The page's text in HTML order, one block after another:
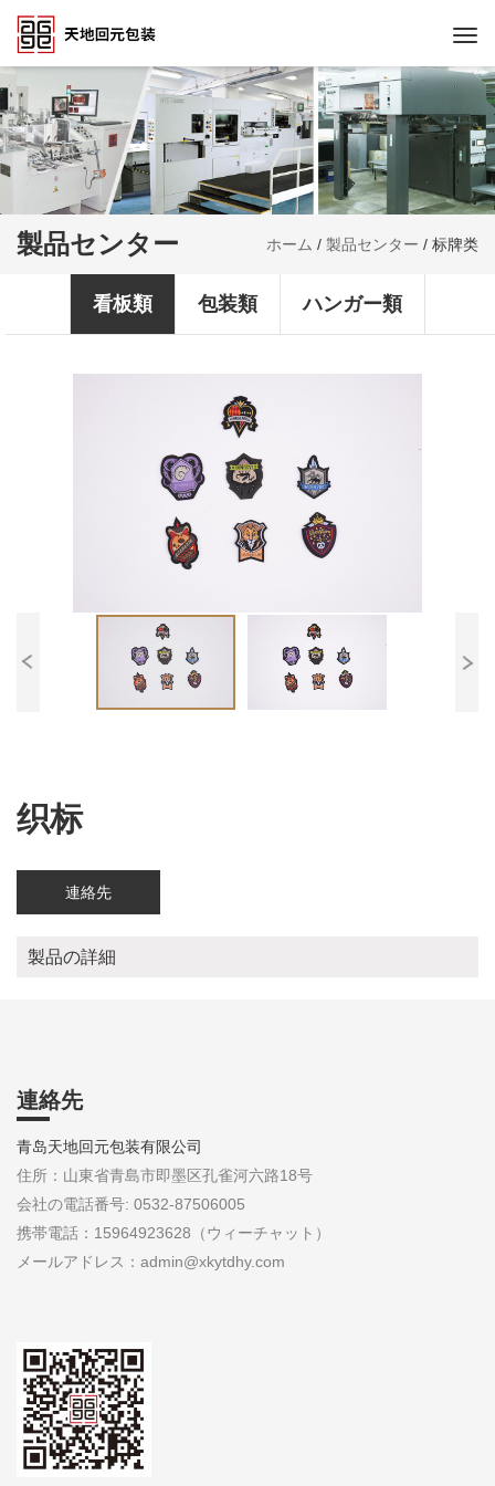
製品センター ホーム / 製品センター / 标牌类
看板類 包装類 ハンガー類
织标
連絡先
製品の詳細
連絡先
青岛天地回元包装有限公司
住所：山東省青島市即墨区孔雀河六路18号
会社の電話番号: 0532-87506005
携帯電話：15964923628（ウィーチャット）
メールアドレス：admin@xkytdhy.com